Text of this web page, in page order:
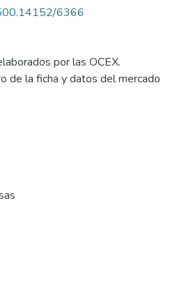
6366
por las OCEX.
de la ficha y datos del mercado